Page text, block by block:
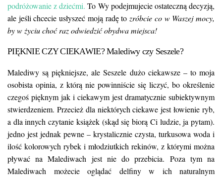
podróżowanie z dziećmi. To Wy podejmujecie ostateczną decyzją,
ale jeśli chcecie usłyszeć moją radę to zróbcie co w Waszej mocy,
by w życiu choć raz odwiedzić obydwa miejsca!
PIĘKNIE CZY CIEKAWIE? Malediwy czy Seszele?
Malediwy są piękniejsze, ale Seszele dużo ciekawsze – to moja
osobista opinia, z którą nie powinniście się liczyć, bo określenie
czegoś pięknym jak i ciekawym jest dramatycznie subiektywnym
stwierdzeniem. Przecież dla niektórych ciekawe jest łowienie ryb,
a dla innych czytanie książek (skąd się biorą Ci ludzie, ja pytam).
jedno jest jednak pewne – krystalicznie czysta, turkusowa woda i
ilość kolorowych rybek i młodziutkich rekinów, z którymi można
pływać na Malediwach jest nie do przebicia. Poza tym na
Malediwach możecie oglądać delfiny w ich naturalnym